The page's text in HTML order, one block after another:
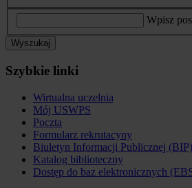
Wpisz
Wyszukaj
Szybkie linki
Wirtualna uczelnia
Mój USWPS
Poczta
Formularz rekrutacyny
Biuletyn Informacji Publicznej (BIP)
Katalog biblioteczny
Dostęp do baz elektronicznych